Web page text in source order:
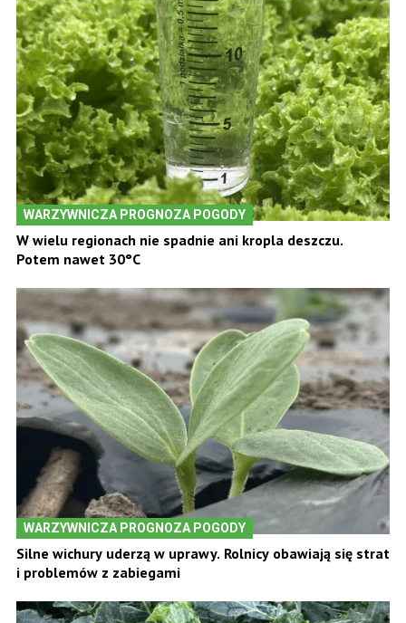
WARZYWNICZA PROGNOZA POGODY
W wielu regionach nie spadnie ani kropla deszczu.
Potem nawet 30°C
WARZYWNICZA PROGNOZA POGODY
Silne wichury uderzą w uprawy. Rolnicy obawiają się strat
i problemów z zabiegami